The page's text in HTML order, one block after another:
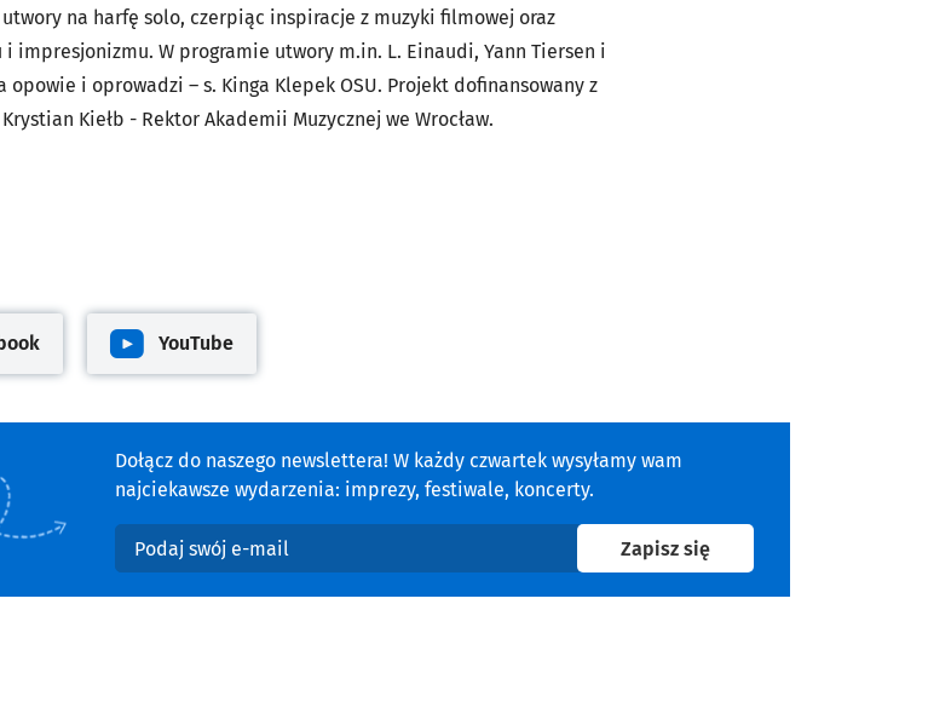
na harfę solo, czerpiąc inspiracje z muzyki filmowej oraz
impresjonizmu. W programie utwory m.in. L. Einaudi, Yann Tiersen i
opowie i oprowadzi – s. Kinga Klepek OSU. Projekt dofinansowany z
Kiełb - Rektor Akademii Muzycznej we Wrocław.
w nowej karcieOtwiera się w nowej karcie
YouTube
Dołącz do naszego newslettera! W każdy czwartek wysyłamy wam
najciekawsze wydarzenia: imprezy, festiwale, koncerty.
Podaj swój e-mail
Zapisz sięna newsletter